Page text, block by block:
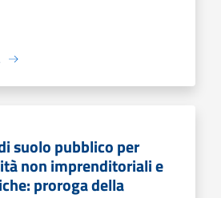
suolo pubblico per
non imprenditoriali e
proroga della